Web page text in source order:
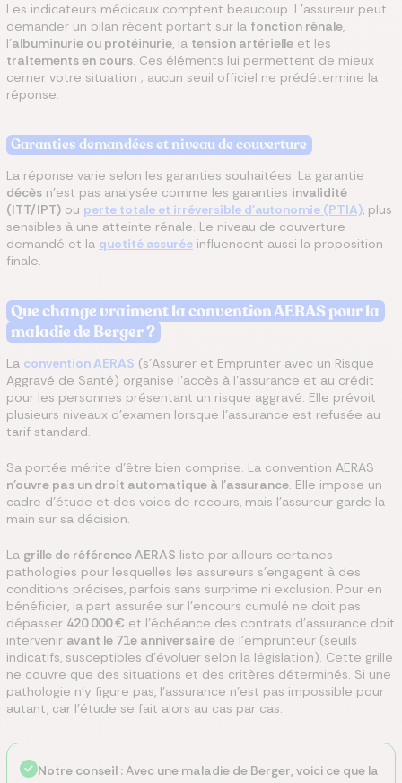
Les indicateurs médicaux comptent beaucoup. L'assureur peut
demander un bilan récent portant sur la fonction rénale,
l'albuminurie ou protéinurie, la tension artérielle et les
traitements en cours. Ces éléments lui permettent de mieux
cerner votre situation ; aucun seuil officiel ne prédétermine la
réponse.
Garanties demandées et niveau de couverture
La réponse varie selon les garanties souhaitées. La garantie
décès n'est pas analysée comme les garanties invalidité
(ITT/IPT) ou perte totale et irréversible d'autonomie (PTIA), plus
sensibles à une atteinte rénale. Le niveau de couverture
demandé et la quotité assurée influencent aussi la proposition
finale.
Que change vraiment la convention AERAS pour la
maladie de Berger ?
La convention AERAS (s'Assurer et Emprunter avec un Risque
Aggravé de Santé) organise l'accès à l'assurance et au crédit
pour les personnes présentant un risque aggravé. Elle prévoit
plusieurs niveaux d'examen lorsque l'assurance est refusée au
tarif standard.
Sa portée mérite d'être bien comprise. La convention AERAS
n'ouvre pas un droit automatique à l'assurance. Elle impose un
cadre d'étude et des voies de recours, mais l'assureur garde la
main sur sa décision.
La grille de référence AERAS liste par ailleurs certaines
pathologies pour lesquelles les assureurs s'engagent à des
conditions précises, parfois sans surprime ni exclusion. Pour en
bénéficier, la part assurée sur l'encours cumulé ne doit pas
dépasser 420 000 € et l'échéance des contrats d'assurance doit
intervenir avant le 71e anniversaire de l'emprunteur (seuils
indicatifs, susceptibles d'évoluer selon la législation). Cette grille
ne couvre que des situations et des critères déterminés. Si une
pathologie n'y figure pas, l'assurance n'est pas impossible pour
autant, car l'étude se fait alors au cas par cas.
Notre conseil : Avec une maladie de Berger, voici ce que la